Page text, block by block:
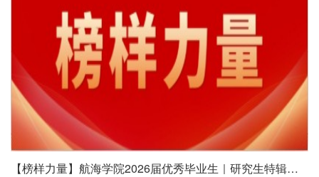
【榜样力量】航海学院2026届优秀毕业生｜研究生特辑（二）